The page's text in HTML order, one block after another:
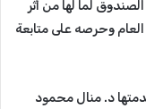
لما لها من أثر
العام وحرصه على متابعة
د. منال محمود